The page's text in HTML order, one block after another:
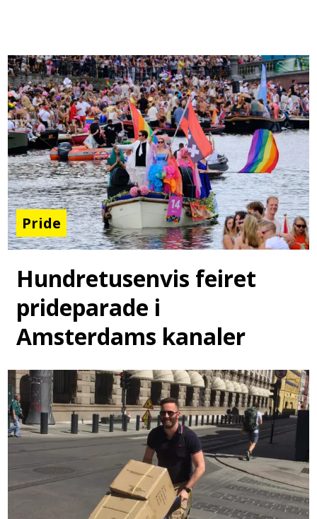
Pride
Hundretusenvis feiret
prideparade i
Amsterdams kanaler